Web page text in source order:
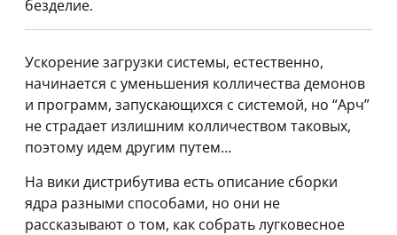
безделие.
Ускорение загрузки системы, естественно,
начинается с уменьшения колличества демонов
и программ, запускающихся с системой, но “Арч”
не страдает излишним колличеством таковых,
поэтому идем другим путем…
На вики дистрибутива есть описание сборки
ядра разными способами, но они не
рассказывают о том, как собрать лугковесное